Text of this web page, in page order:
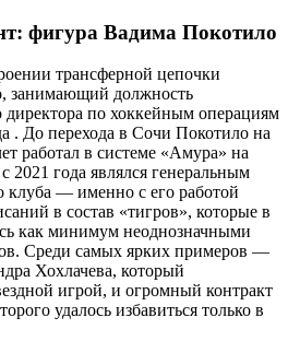
фигура Вадима Покотило
трансферной цепочки
занимающий должность
директора по хоккейным операциям
. До перехода в Сочи Покотило на
работал в системе «Амура» на
2021 года являлся генеральным
клуба — именно с его работой
в состав «тигров», которые в
как минимум неоднозначными
Среди самых ярких примеров —
Хохлачева, который
игрой, и огромный контракт
удалось избавиться только в